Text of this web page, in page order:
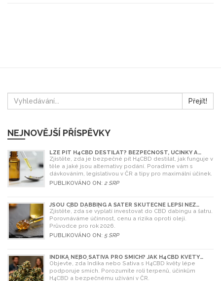
Přejít!
NEJNOVĚJŠÍ PŘÍSPĚVKY
LZE PÍT H4CBD DESTILÁT? BEZPEČNOST, ÚČINKY A
LEGISLATIVA V ROCE 2026
Zjistěte, zda je bezpečné pít H4CBD destilát, jak funguje v
těle a jaké jsou alternativy podání. Poradíme vám s
dávkováním, legislativou v ČR a tipy pro maximální účinek.
PUBLIKOVÁNO ON: 2 SRP
JSOU CBD DABBING A ŠATER SKUTEČNĚ LEPŠÍ NEŽ
OLEJ? ÚPLNÝ PRŮVODCE
Zjistěte, zda se vyplatí investovat do CBD dabingu a šatru.
Porovnáváme účinnost, cenu a rizika oproti oleji.
Průvodce pro rok 2026.
PUBLIKOVÁNO ON: 5 SRP
INDIKA NEBO SATIVA PRO SMÍCH? JAK H4CBD KVĚTY
OVLIVŇUJÍ NÁLADU
Objevte, zda Indika nebo Sativa s H4CBD květy lépe
podporuje smích. Porozumíte roli terpenů, účinkům
H4CBD a bezpečnému užívání v ČR.